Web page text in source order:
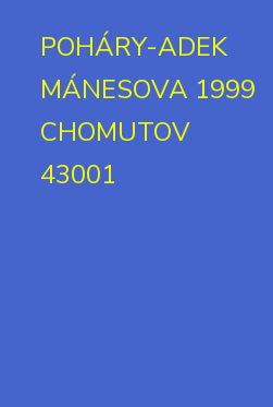
POHÁRY-ADEK
MÁNESOVA 1999
CHOMUTOV
43001